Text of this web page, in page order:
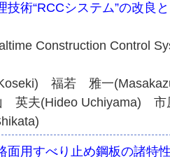
技術“RCCシステム”の改良
Construction Control
福若 雅一
英夫(Hideo Uchiyama)
面用すべり止め鋼板の諸特